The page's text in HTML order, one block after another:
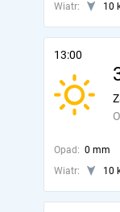
Wiatr:
10
13:00
Opad: 0 mm
Wiatr:
10